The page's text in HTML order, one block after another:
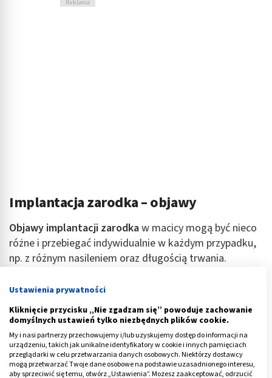
Reklama
Implantacja zarodka – objawy
Objawy implantacji zarodkaw macicy mogą być nieco
różne i przebiegać indywidualnie w każdym przypadku,
np. z różnym nasileniem oraz długością trwania.
Implantacja zarodka – objawy:
niewielkie plamienie– zawsze jednak warto je
skonsultować z ginekologiem, by wykluczyć inne
przyczyny takiego stanu. Należy pamiętać, iż w
czasie plamienia nie powinno dochodzić do uczucia
bólu w podbrzuszu, a także nie powinny
Ustawienia prywatności
Kliknięcie przycisku „Nie zgadzam się” powoduje zachowanie
domyślnych ustawień tylko niezbędnych plików cookie.
My i nasi partnerzy przechowujemy i/lub uzyskujemy dostęp do informacji na
urządzeniu, takich jak unikalne identyfikatory w cookie i innych pamięciach
przeglądarki w celu przetwarzania danych osobowych. Niektórzy dostawcy
mogą przetwarzać Twoje dane osobowe na podstawie uzasadnionego interesu,
aby sprzeciwić się temu, otwórz „Ustawienia”. Możesz zaakceptować, odrzucić